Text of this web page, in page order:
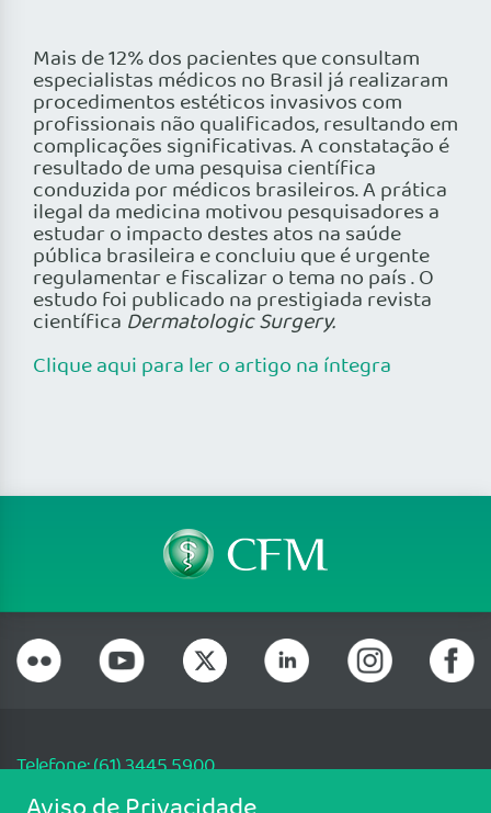
Mais de 12% dos pacientes que consultam
especialistas médicos no Brasil já realizaram
procedimentos estéticos invasivos com
profissionais não qualificados, resultando em
complicações significativas. A constatação é
resultado de uma pesquisa científica
conduzida por médicos brasileiros. A prática
ilegal da medicina motivou pesquisadores a
estudar o impacto destes atos na saúde
pública brasileira e concluiu que é urgente
regulamentar e fiscalizar o tema no país . O
estudo foi publicado na prestigiada revista
científica Dermatologic Surgery.
Clique aqui para ler o artigo na íntegra
Telefone: (61) 3445 5900
Email: cfm@portalmedico.org.br